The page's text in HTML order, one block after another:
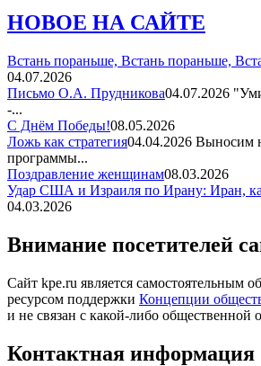
НОВОЕ НА САЙТЕ
Встань пораньше, Встань пораньше,
04.07.2026
Письмо О.А. Прудникова04.07.2026
-...
С Днём Победы!08.05.2026
Ложь как стратегия04.04.2026 Выносим
программы...
Поздравление женщинам08.03.2026
Удар США и Израиля по Ирану: Иран,
04.03.2026
Внимание посетителей
Сайт kpe.ru является самостоятельным
ресурсом поддержки Концепции
и не связан с какой-либо общественной
Контактная информация